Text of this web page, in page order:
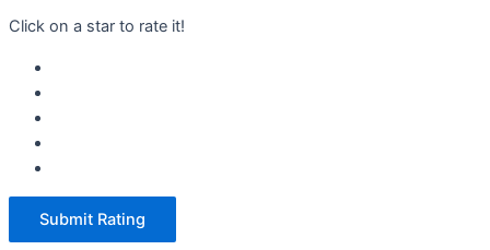
Click on a star to rate it!
Submit Rating